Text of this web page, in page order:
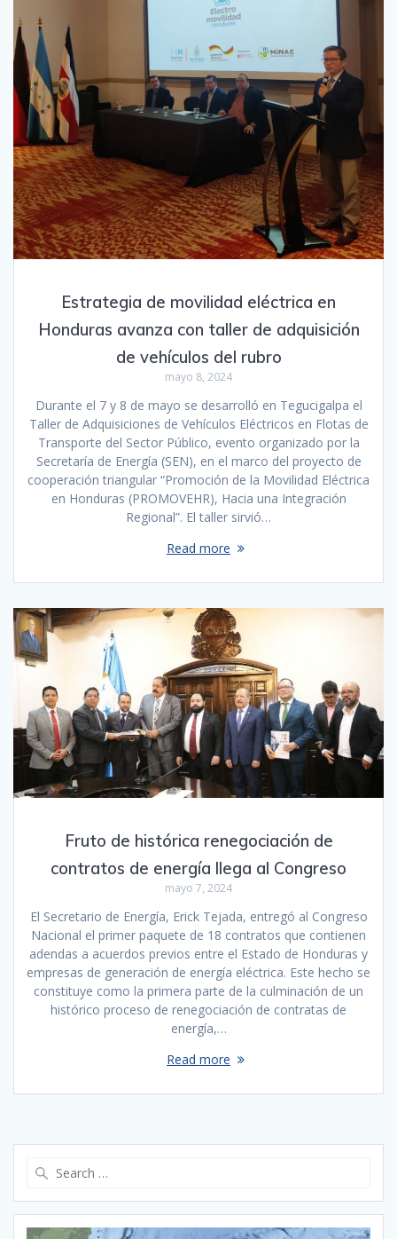
Estrategia de movilidad eléctrica en
Honduras avanza con taller de adquisición
de vehículos del rubro
mayo 8, 2024
Durante el 7 y 8 de mayo se desarrolló en Tegucigalpa el
Taller de Adquisiciones de Vehículos Eléctricos en Flotas de
Transporte del Sector Público, evento organizado por la
Secretaría de Energía (SEN), en el marco del proyecto de
cooperación triangular “Promoción de la Movilidad Eléctrica
en Honduras (PROMOVEHR), Hacia una Integración
Regional”. El taller sirvió…
Read more
Fruto de histórica renegociación de
contratos de energía llega al Congreso
mayo 7, 2024
El Secretario de Energía, Erick Tejada, entregó al Congreso
Nacional el primer paquete de 18 contratos que contienen
adendas a acuerdos previos entre el Estado de Honduras y
empresas de generación de energía eléctrica. Este hecho se
constituye como la primera parte de la culminación de un
histórico proceso de renegociación de contratas de
energía,…
Read more